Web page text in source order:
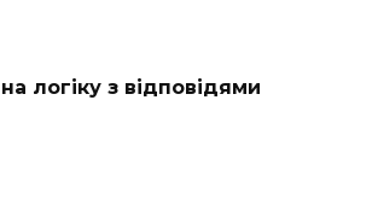
логіку з відповідями